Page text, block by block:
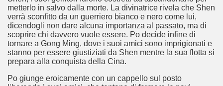
metterlo in salvo dalla morte. La divinatrice rivela che Shen
verrà sconfitto da un guerriero bianco e nero come lui,
dicendogli non dare alcuna importanza al passato, ma di
scoprire chi davvero vuole essere. Po decide infine di
tornare a Gong Ming, dove i suoi amici sono imprigionati e
stanno per essere giustiziati da Shen mentre la sua flotta si
prepara alla conquista della Cina.
Po giunge eroicamente con un cappello sul posto